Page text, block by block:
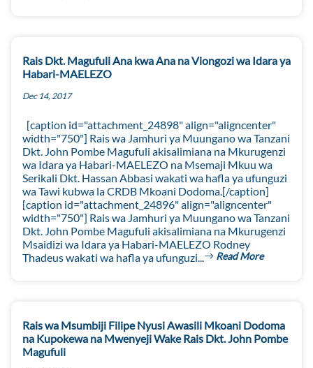
Rais Dkt. Magufuli Ana kwa Ana na Viongozi wa Idara ya
Habari-MAELEZO
Dec 14, 2017
[caption id="attachment_24898" align="aligncenter"
width="750"] Rais wa Jamhuri ya Muungano wa Tanzani
Dkt. John Pombe Magufuli akisalimiana na Mkurugenzi
wa Idara ya Habari-MAELEZO na Msemaji Mkuu wa
Serikali Dkt. Hassan Abbasi wakati wa hafla ya ufunguzi
wa Tawi kubwa la CRDB Mkoani Dodoma.[/caption]
[caption id="attachment_24896" align="aligncenter"
width="750"] Rais wa Jamhuri ya Muungano wa Tanzani
Dkt. John Pombe Magufuli akisalimiana na Mkurugenzi
Msaidizi wa Idara ya Habari-MAELEZO Rodney
Thadeus wakati wa hafla ya ufunguzi...
Read More
Rais wa Msumbiji Filipe Nyusi Awasili Mkoani Dodoma
na Kupokewa na Mwenyeji Wake Rais Dkt. John Pombe
Magufuli